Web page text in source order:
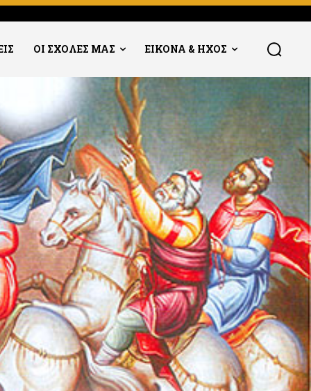
ΟΙ ΣΧΟΛΕΣ ΜΑΣ ΕΙΚΟΝΑ & ΗΧΟΣ